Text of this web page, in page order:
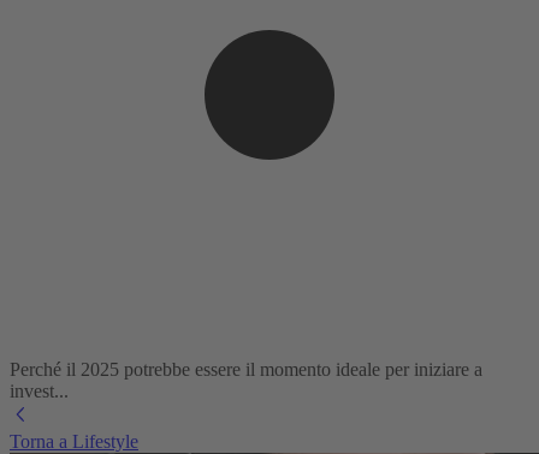
Perché il 2025 potrebbe essere il momento ideale per iniziare a
invest...
Torna a Lifestyle